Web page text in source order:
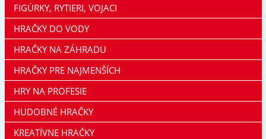
FIGÚRKY, RYTIERI, VOJACI
HRAČKY DO VODY
HRAČKY NA ZÁHRADU
HRAČKY PRE NAJMENŠÍCH
HRY NA PROFESIE
HUDOBNÉ HRAČKY
KREATÍVNE HRAČKY